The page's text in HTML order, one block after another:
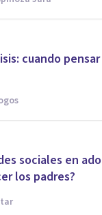
cuando
sociales en
los padres?